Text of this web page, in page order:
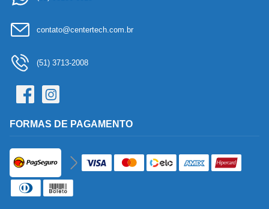
contato@centertech.com.br
(51) 3713-2008
FORMAS DE PAGAMENTO